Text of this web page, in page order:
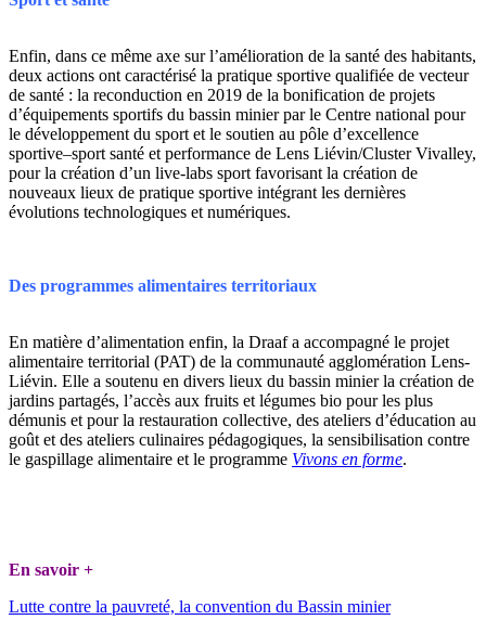
Enfin, dans ce même axe sur l’amélioration de la santé des habitants,
deux actions ont caractérisé la pratique sportive qualifiée de vecteur
de santé : la reconduction en 2019 de la bonification de projets
d’équipements sportifs du bassin minier par le Centre national pour
le développement du sport et le soutien au pôle d’excellence
sportive–sport santé et performance de Lens Liévin/Cluster Vivalley,
pour la création d’un live-labs sport favorisant la création de
nouveaux lieux de pratique sportive intégrant les dernières
évolutions technologiques et numériques.
Des programmes alimentaires territoriaux
En matière d’alimentation enfin, la Draaf a accompagné le projet
alimentaire territorial (PAT) de la communauté agglomération Lens-
Liévin. Elle a soutenu en divers lieux du bassin minier la création de
jardins partagés, l’accès aux fruits et légumes bio pour les plus
démunis et pour la restauration collective, des ateliers d’éducation au
goût et des ateliers culinaires pédagogiques, la sensibilisation contre
le gaspillage alimentaire et le programme Vivons en forme.
En savoir +
Lutte contre la pauvreté, la convention du Bassin minier